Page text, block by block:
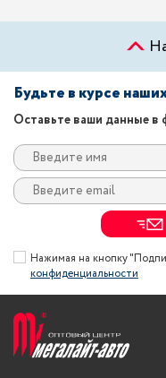
Будьте в курсе
Оставьте ваши данные в
Нажимая на кнопку
конфиденциальности